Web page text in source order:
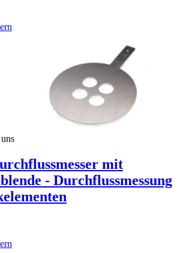
mit
- Durchflussmessung